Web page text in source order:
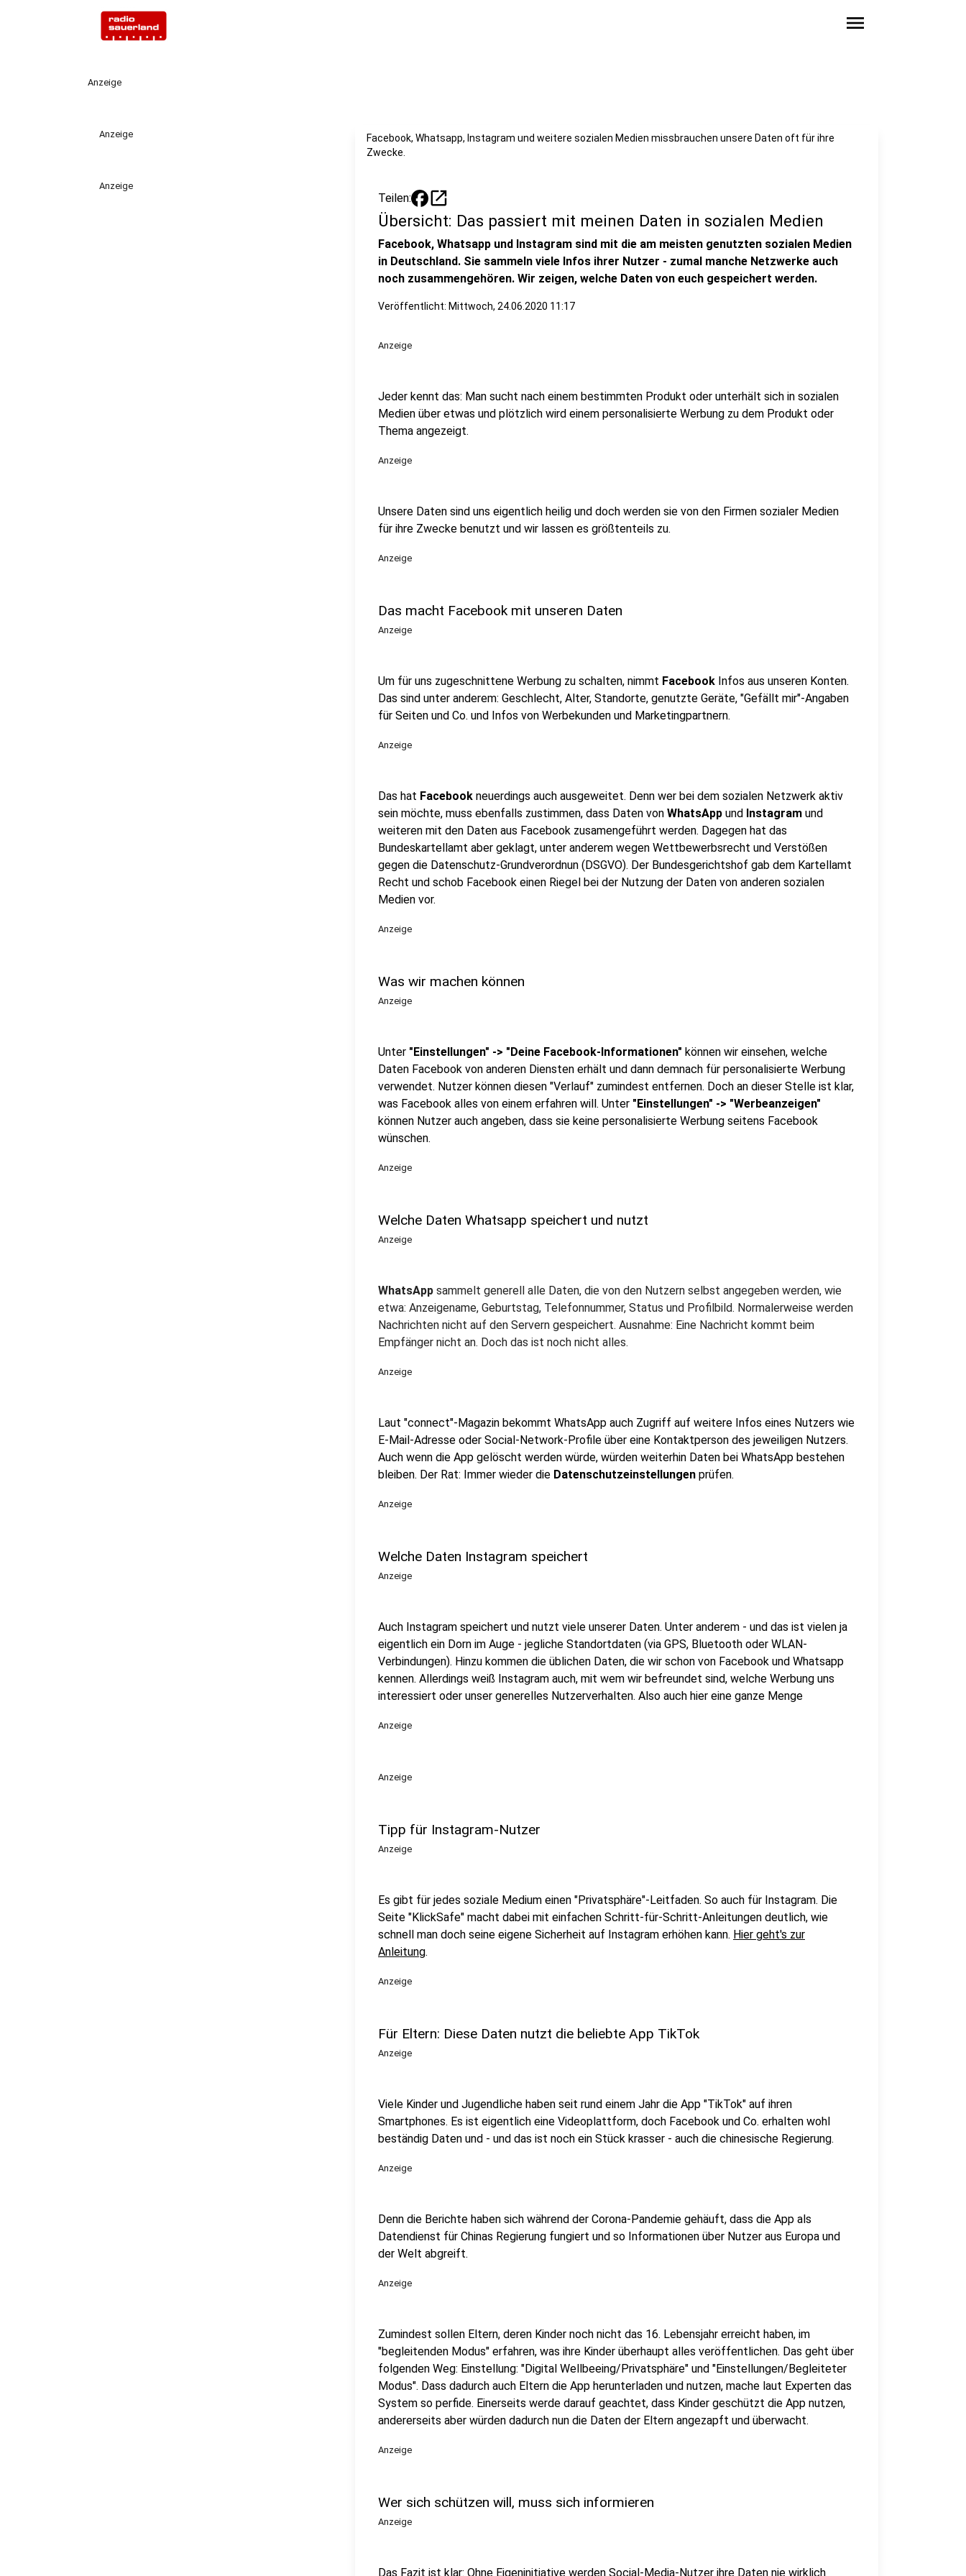
menu
Anzeige
Anzeige
Anzeige
Facebook, Whatsapp, Instagram und weitere sozialen Medien missbrauchen unsere Daten oft für ihre
Zwecke.
Teilen: open_in_new
Übersicht: Das passiert mit meinen Daten in sozialen Medien
Facebook, Whatsapp und Instagram sind mit die am meisten genutzten sozialen Medien
in Deutschland. Sie sammeln viele Infos ihrer Nutzer - zumal manche Netzwerke auch
noch zusammengehören. Wir zeigen, welche Daten von euch gespeichert werden.
Veröffentlicht: Mittwoch, 24.06.2020 11:17
Anzeige
Jeder kennt das: Man sucht nach einem bestimmten Produkt oder unterhält sich in sozialen
Medien über etwas und plötzlich wird einem personalisierte Werbung zu dem Produkt oder
Thema angezeigt.
Anzeige
Unsere Daten sind uns eigentlich heilig und doch werden sie von den Firmen sozialer Medien
für ihre Zwecke benutzt und wir lassen es größtenteils zu.
Anzeige
Das macht Facebook mit unseren Daten
Anzeige
Um für uns zugeschnittene Werbung zu schalten, nimmt Facebook Infos aus unseren Konten.
Das sind unter anderem: Geschlecht, Alter, Standorte, genutzte Geräte, "Gefällt mir"-Angaben
für Seiten und Co. und Infos von Werbekunden und Marketingpartnern.
Anzeige
Das hat Facebook neuerdings auch ausgeweitet. Denn wer bei dem sozialen Netzwerk aktiv
sein möchte, muss ebenfalls zustimmen, dass Daten von WhatsApp und Instagram und
weiteren mit den Daten aus Facebook zusamengeführt werden. Dagegen hat das
Bundeskartellamt aber geklagt, unter anderem wegen Wettbewerbsrecht und Verstößen
gegen die Datenschutz-Grundverordnun (DSGVO). Der Bundesgerichtshof gab dem Kartellamt
Recht und schob Facebook einen Riegel bei der Nutzung der Daten von anderen sozialen
Medien vor.
Anzeige
Was wir machen können
Anzeige
Unter "Einstellungen" -> "Deine Facebook-Informationen" können wir einsehen, welche
Daten Facebook von anderen Diensten erhält und dann demnach für personalisierte Werbung
verwendet. Nutzer können diesen "Verlauf" zumindest entfernen. Doch an dieser Stelle ist klar,
was Facebook alles von einem erfahren will. Unter "Einstellungen" -> "Werbeanzeigen"
können Nutzer auch angeben, dass sie keine personalisierte Werbung seitens Facebook
wünschen.
Anzeige
Welche Daten Whatsapp speichert und nutzt
Anzeige
WhatsApp sammelt generell alle Daten, die von den Nutzern selbst angegeben werden, wie
etwa: Anzeigename, Geburtstag, Telefonnummer, Status und Profilbild. Normalerweise werden
Nachrichten nicht auf den Servern gespeichert. Ausnahme: Eine Nachricht kommt beim
Empfänger nicht an. Doch das ist noch nicht alles.
Anzeige
Laut "connect"-Magazin bekommt WhatsApp auch Zugriff auf weitere Infos eines Nutzers wie
E-Mail-Adresse oder Social-Network-Profile über eine Kontaktperson des jeweiligen Nutzers.
Auch wenn die App gelöscht werden würde, würden weiterhin Daten bei WhatsApp bestehen
bleiben. Der Rat: Immer wieder die Datenschutzeinstellungen prüfen.
Anzeige
Welche Daten Instagram speichert
Anzeige
Auch Instagram speichert und nutzt viele unserer Daten. Unter anderem - und das ist vielen ja
eigentlich ein Dorn im Auge - jegliche Standortdaten (via GPS, Bluetooth oder WLAN-
Verbindungen). Hinzu kommen die üblichen Daten, die wir schon von Facebook und Whatsapp
kennen. Allerdings weiß Instagram auch, mit wem wir befreundet sind, welche Werbung uns
interessiert oder unser generelles Nutzerverhalten. Also auch hier eine ganze Menge
Anzeige
Anzeige
Tipp für Instagram-Nutzer
Anzeige
Es gibt für jedes soziale Medium einen "Privatsphäre"-Leitfaden. So auch für Instagram. Die
Seite "KlickSafe" macht dabei mit einfachen Schritt-für-Schritt-Anleitungen deutlich, wie
schnell man doch seine eigene Sicherheit auf Instagram erhöhen kann. Hier geht's zur
Anleitung.
Anzeige
Für Eltern: Diese Daten nutzt die beliebte App TikTok
Anzeige
Viele Kinder und Jugendliche haben seit rund einem Jahr die App "TikTok" auf ihren
Smartphones. Es ist eigentlich eine Videoplattform, doch Facebook und Co. erhalten wohl
beständig Daten und - und das ist noch ein Stück krasser - auch die chinesische Regierung.
Anzeige
Denn die Berichte haben sich während der Corona-Pandemie gehäuft, dass die App als
Datendienst für Chinas Regierung fungiert und so Informationen über Nutzer aus Europa und
der Welt abgreift.
Anzeige
Zumindest sollen Eltern, deren Kinder noch nicht das 16. Lebensjahr erreicht haben, im
"begleitenden Modus" erfahren, was ihre Kinder überhaupt alles veröffentlichen. Das geht über
folgenden Weg: Einstellung: "Digital Wellbeeing/Privatsphäre" und "Einstellungen/Begleiteter
Modus". Dass dadurch auch Eltern die App herunterladen und nutzen, mache laut Experten das
System so perfide. Einerseits werde darauf geachtet, dass Kinder geschützt die App nutzen,
andererseits aber würden dadurch nun die Daten der Eltern angezapft und überwacht.
Anzeige
Wer sich schützen will, muss sich informieren
Anzeige
Das Fazit ist klar: Ohne Eigeninitiative werden Social-Media-Nutzer ihre Daten nie wirklich